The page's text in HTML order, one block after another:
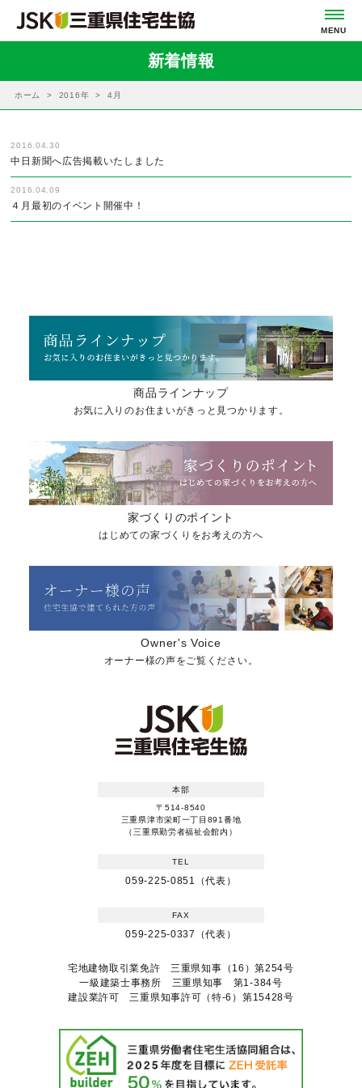
新着情報
ホーム 2016年 4月
2016.04.30
中日新聞へ広告掲載いたしました
2016.04.09
４月最初のイベント開催中！
商品ラインナップ
お気に入りのお住まいがきっと見つかります。
家づくりのポイント
はじめての家づくりをお考えの方へ
Owner's Voice
オーナー様の声をご覧ください。
本部
〒514-8540
三重県津市栄町一丁目891番地
（三重県勤労者福祉会館内）
TEL
059-225-0851（代表）
FAX
059-225-0337（代表）
宅地建物取引業免許 三重県知事（16）第254号
一級建築士事務所 三重県知事 第1-384号
建設業許可 三重県知事許可（特-6）第15428号